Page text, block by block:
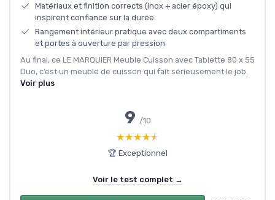
Matériaux et finition corrects (inox + acier époxy) qui
inspirent confiance sur la durée
Rangement intérieur pratique avec deux compartiments
et portes à ouverture par pression
Au final, ce LE MARQUIER Meuble Cuisson avec Tablette 80 x 55
Duo, c’est un meuble de cuisson qui fait sérieusement le job.
Voir plus
9 /10
★★★★★
★★★★★
🏆 Exceptionnel
Voir le test complet →